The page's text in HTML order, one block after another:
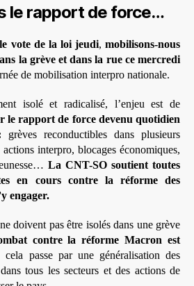
le rapport de force…
vote de la loi jeudi,mobilisons-nous
la grève et dans la rue ce mercredi
de mobilisation interpro nationale.
isolé et radicalisé, l’enjeu est de
le rapport de force devenu quotidien
grèves reconductibles dans plusieurs
interpro, blocages économiques,
La CNT-SO soutient toutes
en cours contre la réforme des
engager.
doivent pas être isolés dans une grève
contre la réforme Macron est
cela passe par une généralisation des
tous les secteurs et des actions de